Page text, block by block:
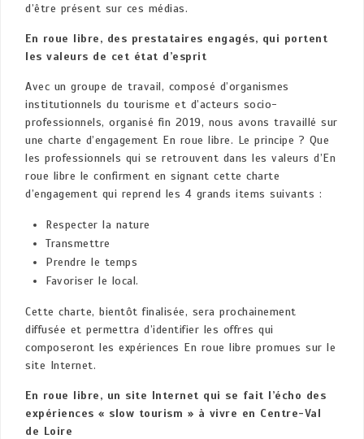
d’être présent sur ces médias.
En roue libre, des prestataires engagés, qui portent
les valeurs de cet état d’esprit
Avec un groupe de travail, composé d’organismes
institutionnels du tourisme et d’acteurs socio-
professionnels, organisé fin 2019, nous avons travaillé sur
une charte d’engagement En roue libre. Le principe ? Que
les professionnels qui se retrouvent dans les valeurs d’En
roue libre le confirment en signant cette charte
d’engagement qui reprend les 4 grands items suivants :
Respecter la nature
Transmettre
Prendre le temps
Favoriser le local.
Cette charte, bientôt finalisée, sera prochainement
diffusée et permettra d’identifier les offres qui
composeront les expériences En roue libre promues sur le
site Internet.
En roue libre, un site Internet qui se fait l’écho des
expériences « slow tourism » à vivre en Centre-Val
de Loire